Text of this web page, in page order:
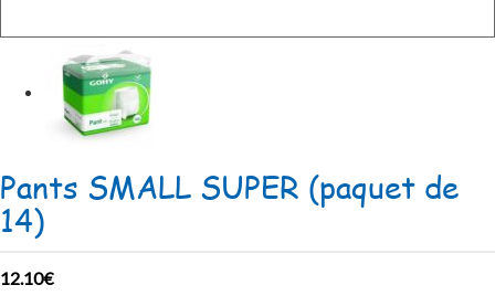
Pants SMALL SUPER (paquet de
14)
12.10€